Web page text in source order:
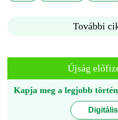
További
Újság
Kapja meg a legjobb